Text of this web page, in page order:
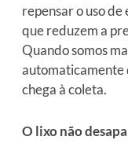
repensar o uso
que reduzem a
Quando somos
automaticamente
chega à coleta.
O lixo não